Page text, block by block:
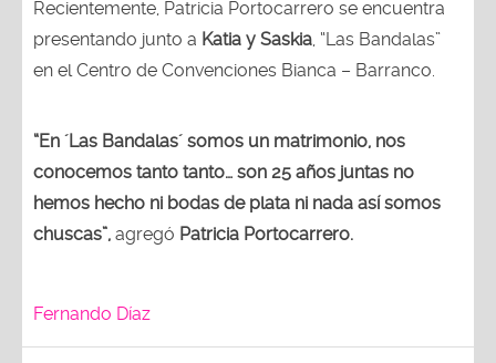
Recientemente, Patricia Portocarrero se encuentra
presentando junto a Katia y Saskia, “Las Bandalas”
en el Centro de Convenciones Bianca – Barranco.
“En ´Las Bandalas´ somos un matrimonio, nos
conocemos tanto tanto… son 25 años juntas no
hemos hecho ni bodas de plata ni nada así somos
chuscas”, agregó Patricia Portocarrero.
Fernando Díaz